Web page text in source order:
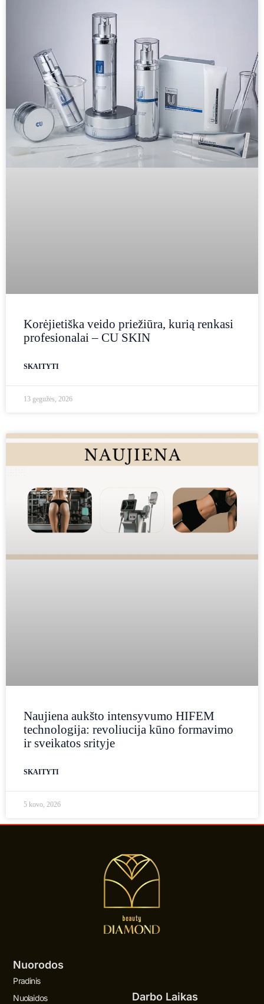
Korėjietiška veido priežiūra, kurią renkasi
profesionalai – CU SKIN
SKAITYTI
13 gegužės, 2026
Naujiena aukšto intensyvumo HIFEM
technologija: revoliucija kūno formavimo
ir sveikatos srityje
SKAITYTI
5 kovo, 2026
Nuorodos
Pradinis
Nuolaidos
Darbo Laikas